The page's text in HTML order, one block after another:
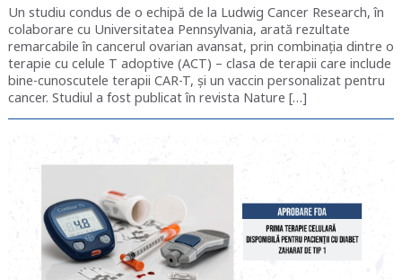
Un studiu condus de o echipă de la Ludwig Cancer Research, în
colaborare cu Universitatea Pennsylvania, arată rezultate
remarcabile în cancerul ovarian avansat, prin combinația dintre o
terapie cu celule T adoptive (ACT) – clasa de terapii care include
bine-cunoscutele terapii CAR-T, și un vaccin personalizat pentru
cancer. Studiul a fost publicat în revista Nature […]